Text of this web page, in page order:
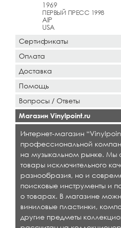
1969
ПЕРВЫЙ ПРЕСС 1998
AIP
USA
Сертификаты
Оплата
Доставка
Помощь
Вопросы / Ответы
Магазин Vinylpoint.ru
Интернет-магазин
профессиональной
на музыкальном рынке. Мы
товары исключительного
разнообразия, но и
поисковые инструменты и
о товарах. В магазине
виниловые пластинки,
другие предметы